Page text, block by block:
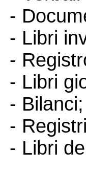
-
- Libri
-
- Libri
- Bilanci;
-
- Libri